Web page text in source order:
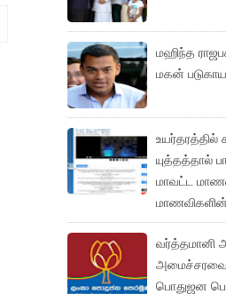
மஹிந்த
மகன்
யுத்தத்தால்
மாவட்ட
மாணவிகளின்
வர்த்தமானி
பொதுஜன